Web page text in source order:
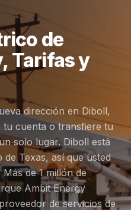
de
Tarifas y
dirección en Diboll,
tu cuenta o transfiere tu
solo lugar. Diboll está
Texas, así que usted
de 1 millón de
Ambit Energy
de servicios de